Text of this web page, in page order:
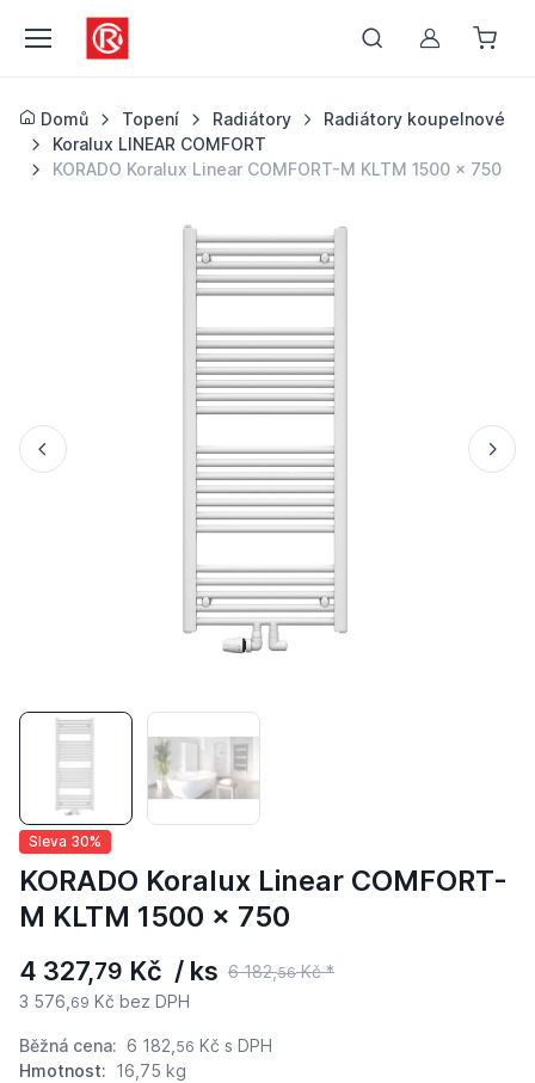
Můj účet
Domů Topení Radiátory
Radiátory koupelnové
Koralux LINEAR COMFORT
KORADO Koralux Linear COMFORT-M KLTM 1500 x 750
Sleva 30%
KORADO Koralux Linear COMFORT-
M KLTM 1500 x 750
4 327,79 Kč / ks 6 182,56Kč *
3 576, 69 Kč bez DPH
Běžná cena: 6 182, 56 Kč s DPH
Hmotnost: 16,75 kg